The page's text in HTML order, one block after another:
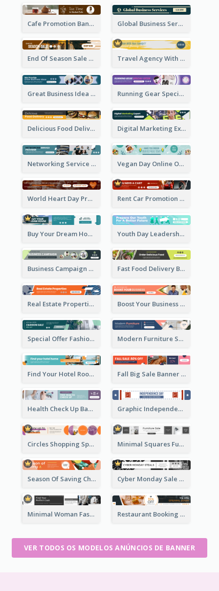
Cafe Promotion Banner Ad With Herbal Tea Global Business Services Banner Ad
End Of Season Sale Banner Ad Travel Agency With Customized Journey Banner Ad
Great Business Idea Banner Ad Running Gear Special Offer Banner Ad
Delicious Food Delivery Banner Ad Digital Marketing Expert Banner Ad
Networking Service Provider Banner Ad Vegan Day Online Order Banner Ad
World Heart Day Promote Banner Ad Rent Car Promotion Banner Ad
Buy Your Dream House Banner Ad Youth Day Leadership Webinar Banner Ad
Business Campaign Banner Ad Fast Food Delivery Banner Ad
Real Estate Properties Banner Ad Boost Your Business Banner Ad
Special Offer Fashion Sale Banner Ad Modern Furniture Shopping Sale Banner Ad
Find Your Hotel Room Banner Ad Fall Big Sale Banner Ad
Health Check Up Banner Ad Graphic Independence Day Leaderboard
Circles Shopping Special Sale Leaderboard Minimal Squares Furniture Sale Leaderboard
Season Of Saving Christmas Leaderboard Cyber Monday Sale Announcement Leaderboard
Minimal Woman Fashion Promotion Leaderboard Restaurant Booking And Opening Leaderboard
VER TODOS OS MODELOS ANÚNCIOS DE BANNER